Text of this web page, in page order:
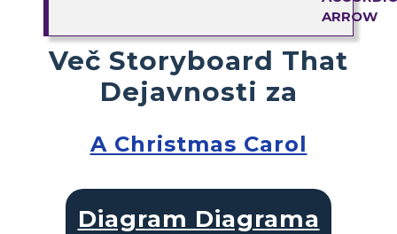
Več Storyboard That
Dejavnosti za
A Christmas Carol
Diagram Diagrama